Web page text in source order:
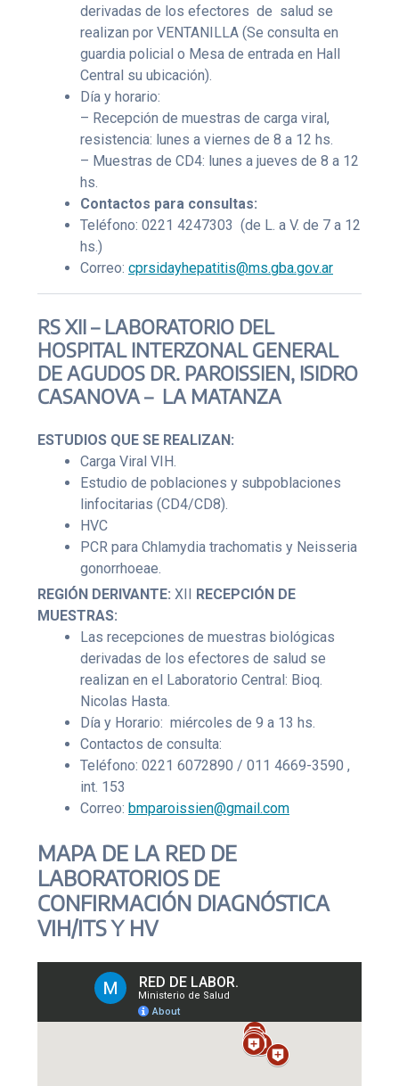
derivadas de los efectores de salud se
realizan por VENTANILLA (Se consulta en
guardia policial o Mesa de entrada en Hall
Central su ubicación).
Día y horario:
– Recepción de muestras de carga viral,
resistencia: lunes a viernes de 8 a 12 hs.
– Muestras de CD4: lunes a jueves de 8 a 12
hs.
Contactos para consultas:
Teléfono: 0221 4247303 (de L. a V. de 7 a 12
hs.)
Correo: cprsidayhepatitis@ms.gba.gov.ar
RS XII – LABORATORIO DEL
HOSPITAL INTERZONAL GENERAL
DE AGUDOS DR. PAROISSIEN, ISIDRO
CASANOVA – LA MATANZA
ESTUDIOS QUE SE REALIZAN:
Carga Viral VIH.
Estudio de poblaciones y subpoblaciones
linfocitarias (CD4/CD8).
HVC
PCR para Chlamydia trachomatis y Neisseria
gonorrhoeae.
REGIÓN DERIVANTE: XII
RECEPCIÓN DE
MUESTRAS:
Las recepciones de muestras biológicas
derivadas de los efectores de salud se
realizan en el Laboratorio Central: Bioq.
Nicolas Hasta.
Día y Horario: miércoles de 9 a 13 hs.
Contactos de consulta:
Teléfono: 0221 6072890 / 011 4669-3590 ,
int. 153
Correo: bmparoissien@gmail.com
MAPA DE LA RED DE
LABORATORIOS DE
CONFIRMACIÓN DIAGNÓSTICA
VIH/ITS Y HV